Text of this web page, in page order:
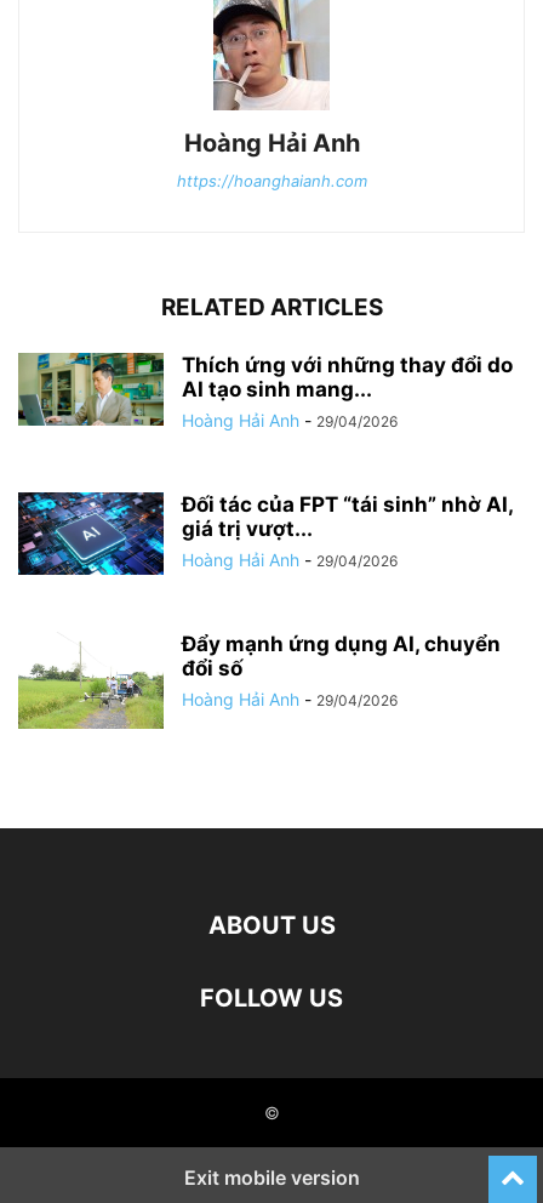
Hoàng Hải Anh
https://hoanghaianh.com
RELATED ARTICLES
Thích ứng với những thay đổi do
AI tạo sinh mang...
Hoàng Hải Anh - 29/04/2026
Đối tác của FPT “tái sinh” nhờ AI,
giá trị vượt...
Hoàng Hải Anh - 29/04/2026
Đẩy mạnh ứng dụng AI, chuyển
đổi số
Hoàng Hải Anh - 29/04/2026
ABOUT US
FOLLOW US
©
Exit mobile version